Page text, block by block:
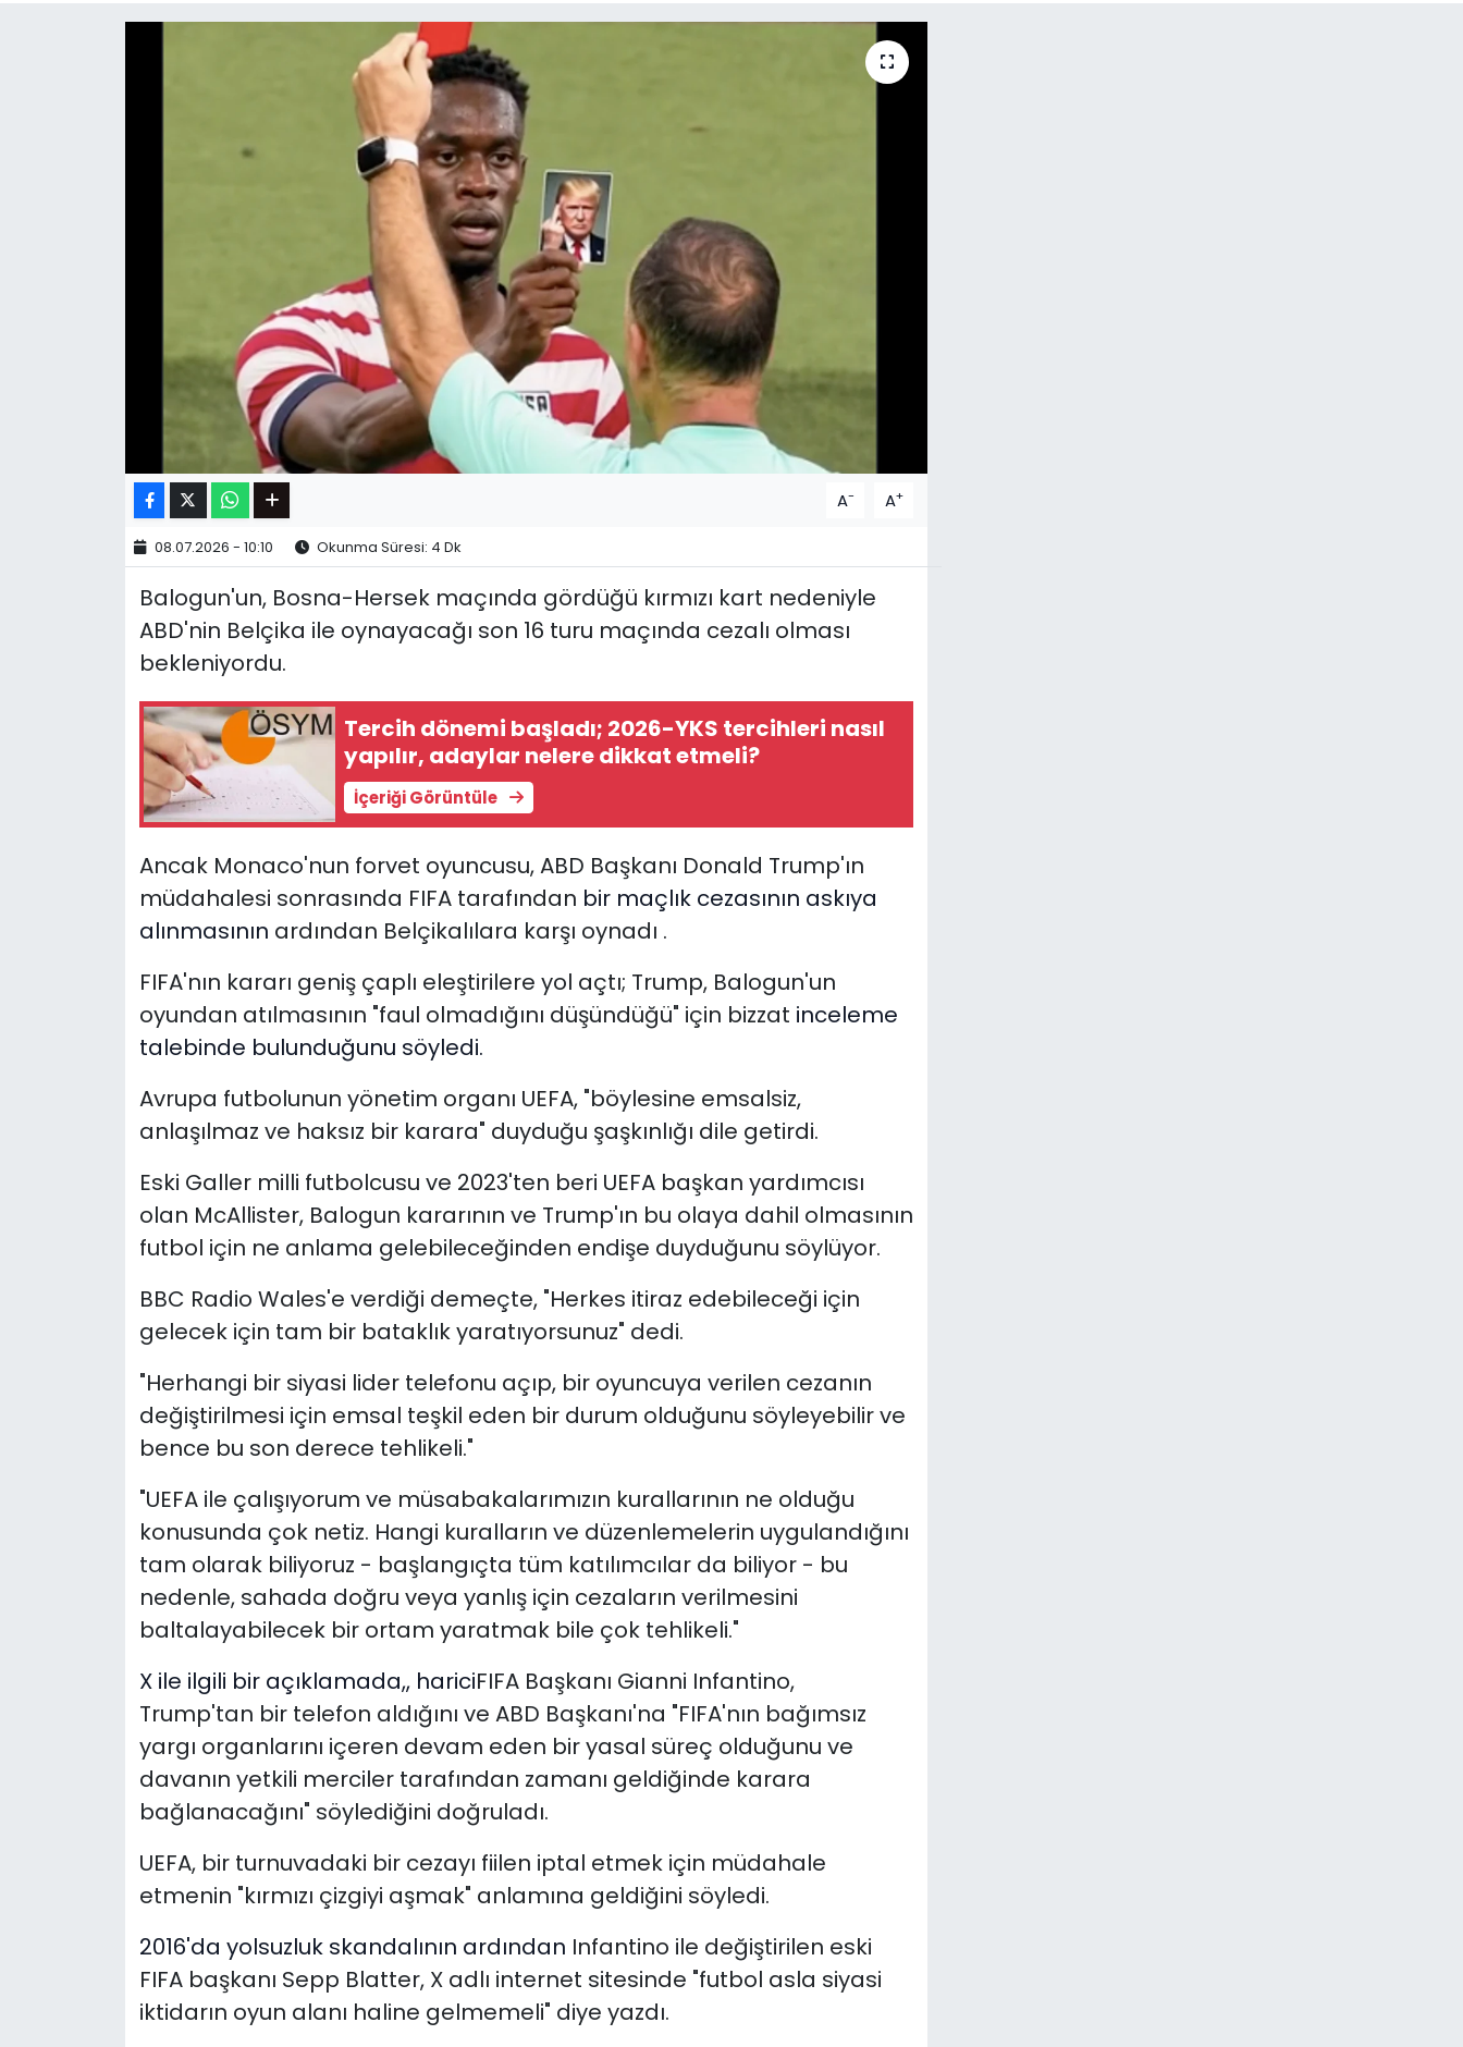
A- A+
08.07.2026 - 10:10 Okunma Süresi: 4 Dk
Balogun'un, Bosna-Hersek maçında gördüğü kırmızı kart nedeniyle
ABD'nin Belçika ile oynayacağı son 16 turu maçında cezalı olması
bekleniyordu.
Tercih dönemi başladı; 2026-YKS tercihleri nasıl
yapılır, adaylar nelere dikkat etmeli?
İçeriği Görüntüle
Ancak Monaco'nun forvet oyuncusu, ABD Başkanı Donald Trump'ın
müdahalesi sonrasında FIFA tarafından bir maçlık cezasının askıya
alınmasının ardından Belçikalılara karşı oynadı .
FIFA'nın kararı geniş çaplı eleştirilere yol açtı; Trump, Balogun'un
oyundan atılmasının "faul olmadığını düşündüğü" için bizzat inceleme
talebinde bulunduğunu söyledi.
Avrupa futbolunun yönetim organı UEFA, "böylesine emsalsiz,
anlaşılmaz ve haksız bir karara" duyduğu şaşkınlığı dile getirdi.
Eski Galler milli futbolcusu ve 2023'ten beri UEFA başkan yardımcısı
olan McAllister, Balogun kararının ve Trump'ın bu olaya dahil olmasının
futbol için ne anlama gelebileceğinden endişe duyduğunu söylüyor.
BBC Radio Wales'e verdiği demeçte, "Herkes itiraz edebileceği için
gelecek için tam bir bataklık yaratıyorsunuz" dedi.
"Herhangi bir siyasi lider telefonu açıp, bir oyuncuya verilen cezanın
değiştirilmesi için emsal teşkil eden bir durum olduğunu söyleyebilir ve
bence bu son derece tehlikeli."
"UEFA ile çalışıyorum ve müsabakalarımızın kurallarının ne olduğu
konusunda çok netiz. Hangi kuralların ve düzenlemelerin uygulandığını
tam olarak biliyoruz - başlangıçta tüm katılımcılar da biliyor - bu
nedenle, sahada doğru veya yanlış için cezaların verilmesini
baltalayabilecek bir ortam yaratmak bile çok tehlikeli."
X ile ilgili bir açıklamada,, hariciFIFA Başkanı Gianni Infantino,
Trump'tan bir telefon aldığını ve ABD Başkanı'na "FIFA'nın bağımsız
yargı organlarını içeren devam eden bir yasal süreç olduğunu ve
davanın yetkili merciler tarafından zamanı geldiğinde karara
bağlanacağını" söylediğini doğruladı.
UEFA, bir turnuvadaki bir cezayı fiilen iptal etmek için müdahale
etmenin "kırmızı çizgiyi aşmak" anlamına geldiğini söyledi.
2016'da yolsuzluk skandalının ardından Infantino ile değiştirilen eski
FIFA başkanı Sepp Blatter, X adlı internet sitesinde "futbol asla siyasi
iktidarın oyun alanı haline gelmemeli" diye yazdı.